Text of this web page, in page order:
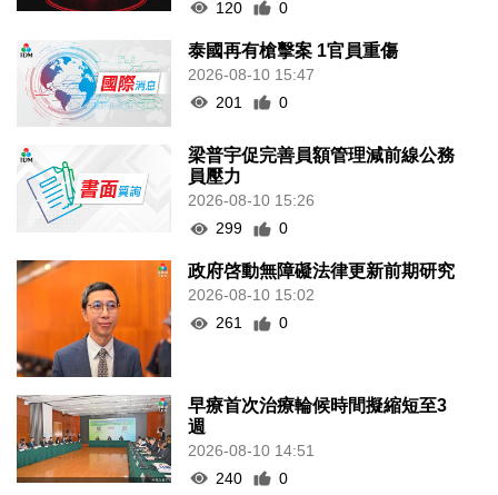
120
0
泰國再有槍擊案 1官員重傷
2026-08-10 15:47
201
0
梁普宇促完善員額管理減前線公務
員壓力
2026-08-10 15:26
299
0
政府啓動無障礙法律更新前期研究
2026-08-10 15:02
261
0
早療首次治療輪候時間擬縮短至3
週
2026-08-10 14:51
240
0